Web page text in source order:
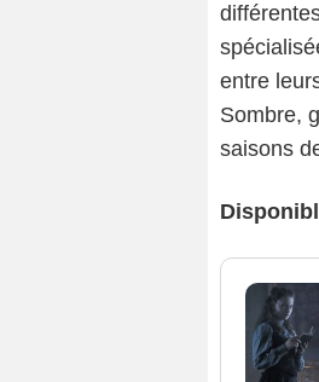
entre
Sombre,
saisons